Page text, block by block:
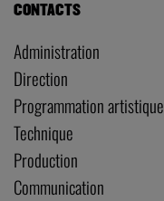
CONTACTS
Administration
Direction
Programmation artistique
Technique
Production
Communication